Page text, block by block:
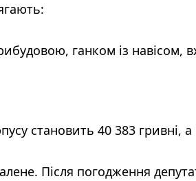
ганком із навісом,
становить 40 383 гривні,
Після погодження